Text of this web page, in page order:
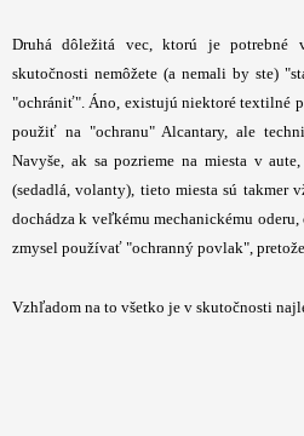
Druhá dôležitá vec, ktorú je
skutočnosti nemôžete (a nemali by ste)
"ochrániť". Áno, existujú niektoré textilné
použiť na "ochranu" Alcantary, ale
Navyše, ak sa pozrieme na miesta v
(sedadlá, volanty), tieto miesta sú takmer
dochádza k veľkému mechanickému
zmysel používať "ochranný povlak",
Vzhľadom na to všetko je v skutočnosti